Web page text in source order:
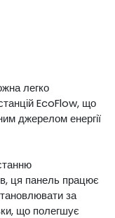
легко
EcoFlow, що
джерелом енергії
ця панель працює
за
що полегшує